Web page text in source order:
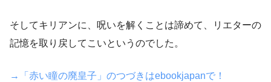
そしてキリアンに、呪いを解くことは諦めて、リエターの
記憶を取り戻してこいというのでした。
→「赤い瞳の廃皇子」のつづきはebookjapanで！